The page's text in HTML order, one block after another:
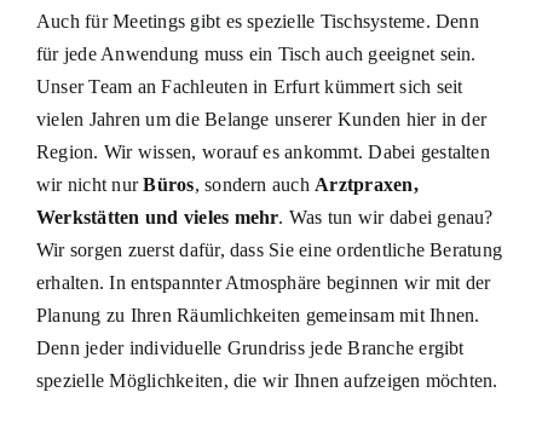
Auch für Meetings gibt es spezielle Tischsysteme. Denn
für jede Anwendung muss ein Tisch auch geeignet sein.
Unser Team an Fachleuten in Erfurt kümmert sich seit
vielen Jahren um die Belange unserer Kunden hier in der
Region. Wir wissen, worauf es ankommt. Dabei gestalten
wir nicht nurBüros, sondern auch Arztpraxen,
Werkstätten und vieles mehr. Was tun wir dabei genau?
Wir sorgen zuerst dafür, dass Sie eine ordentliche Beratung
erhalten. In entspannter Atmosphäre beginnen wir mit der
Planung zu Ihren Räumlichkeiten gemeinsam mit Ihnen.
Denn jeder individuelle Grundriss jede Branche ergibt
spezielle Möglichkeiten, die wir Ihnen aufzeigen möchten.